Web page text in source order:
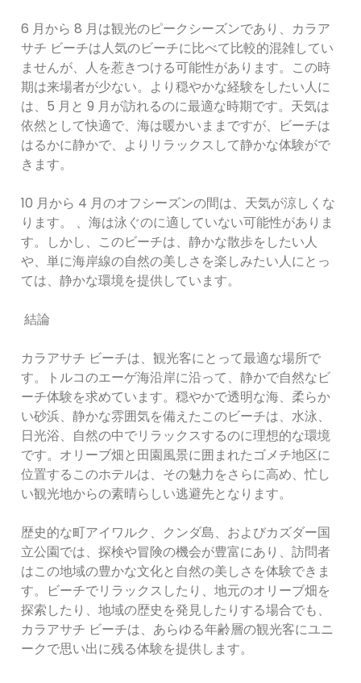
6 月から 8 月は観光のピークシーズンであり、カラア
サチ ビーチは人気のビーチに比べて比較的混雑してい
ませんが、人を惹きつける可能性があります。この時
期は来場者が少ない。より穏やかな経験をしたい人に
は、5 月と 9 月が訪れるのに最適な時期です。天気は
依然として快適で、海は暖かいままですが、ビーチは
はるかに静かで、よりリラックスして静かな体験がで
きます。
10 月から 4 月のオフシーズンの間は、天気が涼しくな
ります。 、海は泳ぐのに適していない可能性がありま
す。しかし、このビーチは、静かな散歩をしたい人
や、単に海岸線の自然の美しさを楽しみたい人にとっ
ては、静かな環境を提供しています。
結論
カラアサチ ビーチは、観光客にとって最適な場所で
す。トルコのエーゲ海沿岸に沿って、静かで自然なビ
ーチ体験を求めています。穏やかで透明な海、柔らか
い砂浜、静かな雰囲気を備えたこのビーチは、水泳、
日光浴、自然の中でリラックスするのに理想的な環境
です。オリーブ畑と田園風景に囲まれたゴメチ地区に
位置するこのホテルは、その魅力をさらに高め、忙し
い観光地からの素晴らしい逃避先となります。
歴史的な町アイワルク、クンダ島、およびカズダー国
立公園では、探検や冒険の機会が豊富にあり、訪問者
はこの地域の豊かな文化と自然の美しさを体験できま
す。ビーチでリラックスしたり、地元のオリーブ畑を
探索したり、地域の歴史を発見したりする場合でも、
カラアサチ ビーチは、あらゆる年齢層の観光客にユニ
ークで思い出に残る体験を提供します。